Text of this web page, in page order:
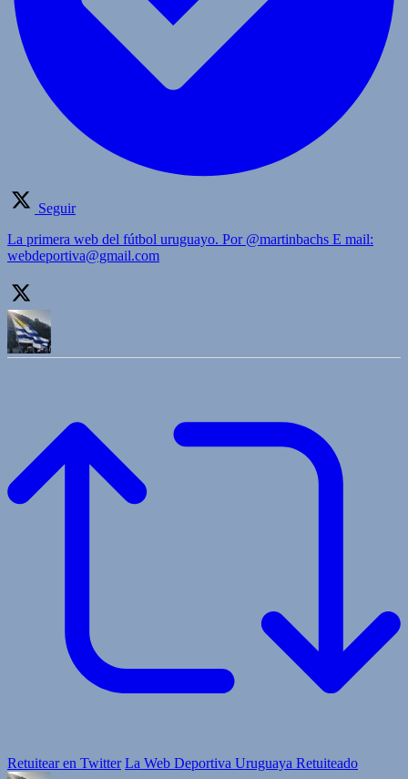
Seguir
La primera web del fútbol uruguayo. Por @martinbachs E mail:
webdeportiva@gmail.com
Retuitear en Twitter La Web Deportiva Uruguaya Retuiteado